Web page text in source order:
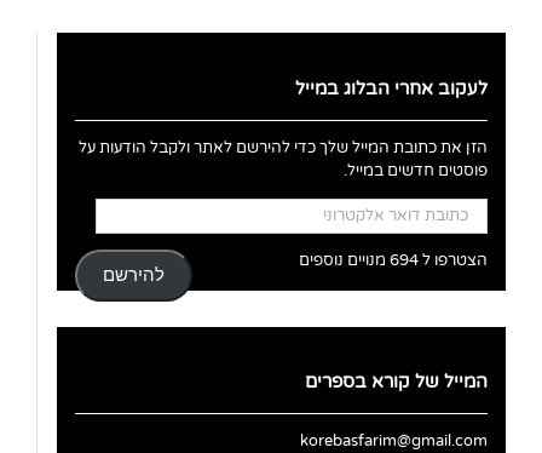
לעקוב אחרי הבלוג במייל
הזן את כתובת המייל שלך כדי להירשם לאתר ולקבל הודעות על
פוסטים חדשים במייל.
כתובת
דואר
אלקטרוני
להירשם
הצטרפו ל 694 מנויים נוספים
המייל של קורא בספרים
korebasfarim@gmail.com